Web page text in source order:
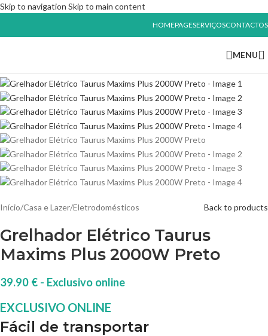
Skip to navigation Skip to main content
HOMEPAGESERVIÇOSCONTACTOS
MENU
Início/Casa e Lazer/Eletrodomésticos Back to products
Grelhador Elétrico Taurus
Maxims Plus 2000W Preto
39.90 €
Fácil de transportar